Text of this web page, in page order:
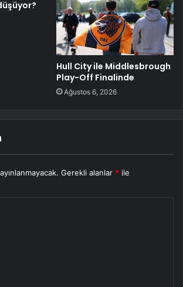
Hull City ile Middlesbrough
Play-Off Finalinde
Ağustos 6, 2026
Gerekli alanlar * ile